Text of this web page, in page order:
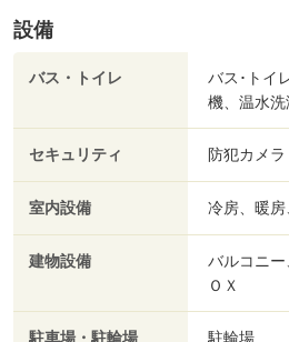
設備
バス・トイレ
バス･トイ
機、温水洗
セキュリティ 防犯カメラ
室内設備 冷房、暖
建物設備
バルコニー
ＯＸ
駐輪場